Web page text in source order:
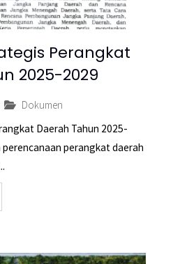
Perangkat
2025-2029
Dokumen
Daerah Tahun 2025-
perangkat daerah